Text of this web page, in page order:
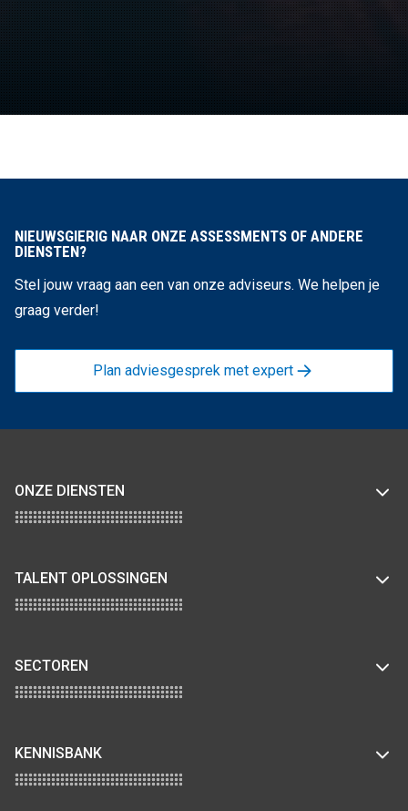
NIEUWSGIERIG NAAR ONZE ASSESSMENTS OF ANDERE
DIENSTEN?
Stel jouw vraag aan een van onze adviseurs. We helpen je
graag verder!
Plan adviesgesprek met expert
ONZE DIENSTEN
TALENT OPLOSSINGEN
SECTOREN
KENNISBANK